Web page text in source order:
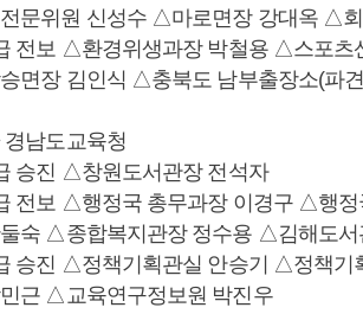
문위원 신성수 △마로면장 강대옥 △
전보 △환경위생과장 박철용 △스포
면장 김인식 △충북도 남부출장소(파
남도교육청
승진 △창원도서관장 전석자
전보 △행정국 총무과장 이경구 △행
숙 △종합복지관장 정수용 △김해도서
승진 △정책기획관실 안승기 △정책
근 △교육연구정보원 박진우